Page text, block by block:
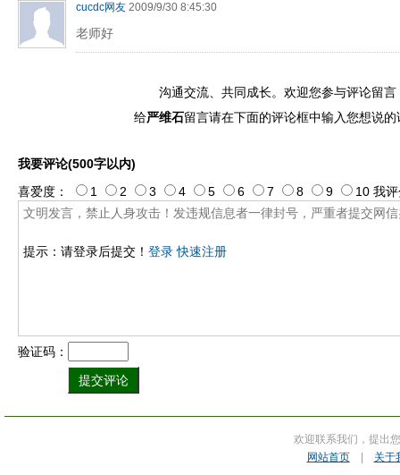
cucdc网友 2009/9/30 8:45:30
老师好
沟通交流、共同成长。欢迎您参与评论留言
给严维石留言请在下面的评论框中输入您想说的
我要评论(500字以内)
提示：请登录后提交！ 登录 快速注册
喜爱度： 1 2 3 4 5 6 7 8 9 10 我评
验证码：
欢迎联系我们，提出
网站首页| 关于